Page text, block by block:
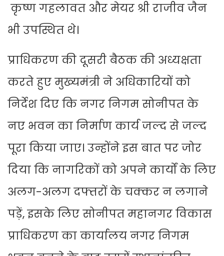
कृष्ण गहलावत और मेयर श्री राजीव जैन
भी उपस्थित थे।
प्राधिकरण की दूसरी बैठक की अध्यक्षता
करते हुए मुख्यमंत्री ने अधिकारियों को
निर्देश दिए कि नगर निगम सोनीपत के
नए भवन का निर्माण कार्य जल्द से जल्द
पूरा किया जाए। उन्होंने इस बात पर जोर
दिया कि नागरिकों को अपने कार्यों के लिए
अलग-अलग दफ्तरों के चक्कर न लगाने
पड़ें, इसके लिए सोनीपत महानगर विकास
प्राधिकरण का कार्यालय नगर निगम